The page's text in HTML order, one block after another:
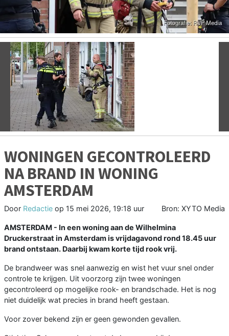
Vorige
WONINGEN GECONTROLEERD
NA BRAND IN WONING
AMSTERDAM
Door Redactie op 15 mei 2026, 19:18 uur Bron: XYTO Media
AMSTERDAM - In een woning aan de Wilhelmina
Druckerstraat in Amsterdam is vrijdagavond rond 18.45 uur
brand ontstaan. Daarbij kwam korte tijd rook vrij.
De brandweer was snel aanwezig en wist het vuur snel onder
controle te krijgen. Uit voorzorg zijn twee woningen
gecontroleerd op mogelijke rook- en brandschade. Het is nog
niet duidelijk wat precies in brand heeft gestaan.
Voor zover bekend zijn er geen gewonden gevallen.